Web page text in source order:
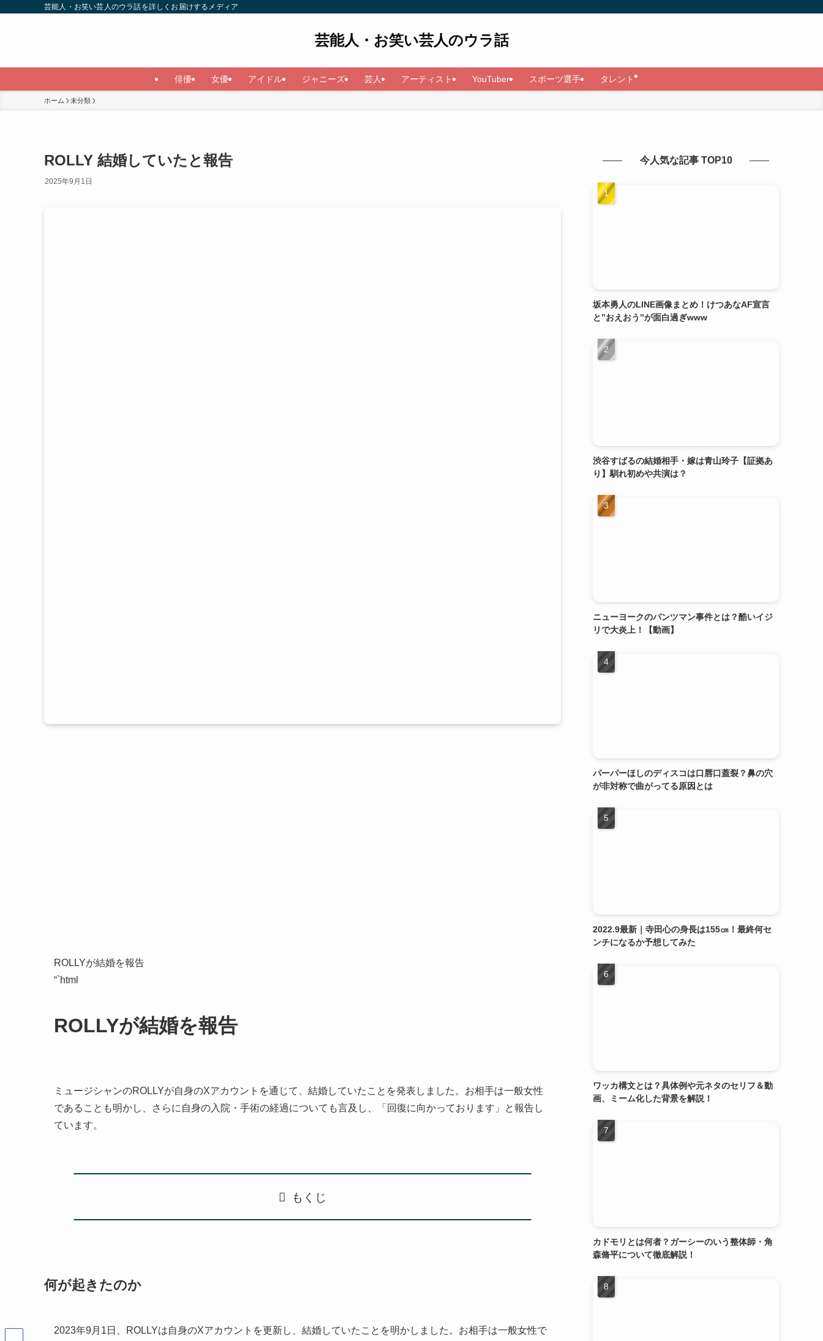
芸能人・お笑い芸人のウラ話を詳しくお届けするメディア
芸能人・お笑い芸人のウラ話
俳優 女優 アイドル ジャニーズ 芸人 アーティスト YouTuber スポーツ選手 タレント
ホーム 未分類
ROLLY 結婚していたと報告
2025年9月1日
ROLLYが結婚を報告
“`html
ROLLYが結婚を報告
ミュージシャンのROLLYが自身のXアカウントを通じて、結婚していたことを発表しました。お相手は一般女性
であることも明かし、さらに自身の入院・手術の経過についても言及し、「回復に向かっております」と報告し
ています。
もくじ
何が起きたのか
2023年9月1日、ROLLYは自身のXアカウントを更新し、結婚していたことを明かしました。お相手は一般女性で
今人気な記事 TOP10
坂本勇人のLINE画像まとめ！けつあなAF宣言
と”おえおう”が面白過ぎwww
渋谷すばるの結婚相手・嫁は青山玲子【証拠あ
り】馴れ初めや共演は？
ニューヨークのパンツマン事件とは？酷いイジ
リで大炎上！【動画】
パーパーほしのディスコは口唇口蓋裂？鼻の穴
が非対称で曲がってる原因とは
2022.9最新｜寺田心の身長は155㎝！最終何セ
ンチになるか予想してみた
ワッカ構文とは？具体例や元ネタのセリフ＆動
画、ミーム化した背景を解説！
カドモリとは何者？ガーシーのいう整体師・角
森脩平について徹底解説！